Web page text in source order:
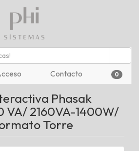
Contacto 0
Phasak
VA/ 2160VA-1400W/
Torre